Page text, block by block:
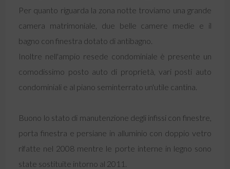
Per quanto riguarda la zona notte troviamo una grande
camera matrimoniale, due belle camere medie e il
bagno con finestra dotato di antibagno.
Inoltre nell'ampio resede condominiale è presente un
comodissimo posto auto di proprietà, vari posti auto
condominiali e al piano seminterrato un'utile cantina.
Buono lo stato di manutenzione degli infissi con finestre,
porta finestra e persiane in alluminio con doppio vetro
rifatte nel 2008 mentre le porte interne in legno sono
state sostituite intorno al 2011.